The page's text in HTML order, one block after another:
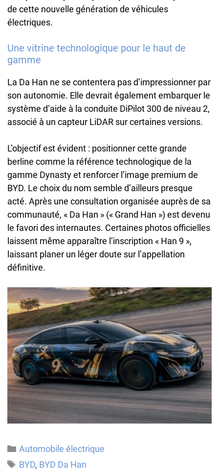
de cette nouvelle génération de véhicules
électriques.
Une vitrine technologique pour le haut de
gamme
La Da Han ne se contentera pas d’impressionner par
son autonomie. Elle devrait également embarquer le
système d’aide à la conduite DiPilot 300 de niveau 2,
associé à un capteur LiDAR sur certaines versions.
L’objectif est évident : positionner cette grande
berline comme la référence technologique de la
gamme Dynasty et renforcer l’image premium de
BYD. Le choix du nom semble d’ailleurs presque
acté. Après une consultation organisée auprès de sa
communauté, « Da Han » (« Grand Han ») est devenu
le favori des internautes. Certaines photos officielles
laissent même apparaître l’inscription « Han 9 »,
laissant planer un léger doute sur l’appellation
définitive.
Catégories
Automobile électrique
Étiquettes
BYD, BYD Da Han